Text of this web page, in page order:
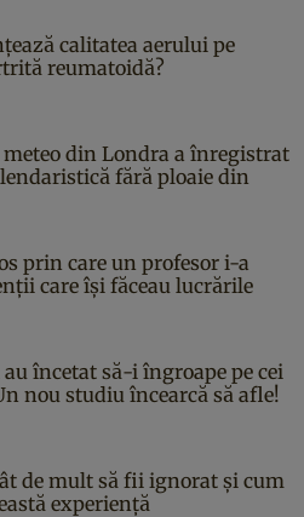
calitatea aerului pe
reumatoidă?
meteo din Londra a înregistrat
fără ploaie din
prin care un profesor i-a
care își făceau lucrările
au încetat să-i îngroape pe cei
nou studiu încearcă să afle!
de mult să fii ignorat și cum
experiență